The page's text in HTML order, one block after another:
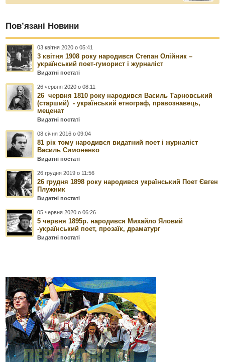
Пов’язані Новини
03 квітня 2020 о 05:41
3 квітня 1908 року народився Степан Олійник –
український поет-гуморист і журналіст
Видатні постаті
26 червня 2020 о 08:11
26 червня 1810 року народився Василь Тарновський
(старший) - український етнограф, правознавець,
меценат
Видатні постаті
08 січня 2016 о 09:04
81 рік тому народився видатний поет і журналіст
Василь Симоненко
Видатні постаті
26 грудня 2019 о 11:56
26 грудня 1898 року народився український Поет Євген
Плужник
Видатні постаті
05 червня 2020 о 06:26
5 червня 1895р. народився Михайло Яловий
-український поет, прозаїк, драматург
Видатні постаті